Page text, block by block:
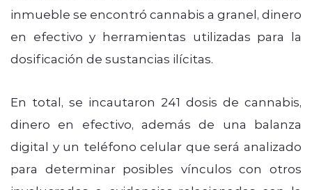
inmueble se encontró cannabis a granel, dinero
en efectivo y herramientas utilizadas para la
dosificación de sustancias ilícitas.
En total, se incautaron 241 dosis de cannabis,
dinero en efectivo, además de una balanza
digital y un teléfono celular que será analizado
para determinar posibles vínculos con otros